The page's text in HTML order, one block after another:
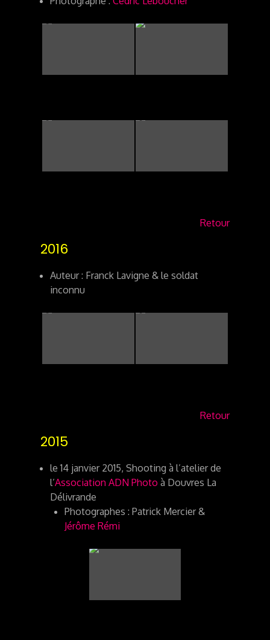
Retour
2016
Auteur : Franck Lavigne & le soldat
inconnu
Retour
2015
le 14 janvier 2015, Shooting à l’atelier de
l’Association ADN Photo à Douvres La
Délivrande
Photographes : Patrick Mercier &
Jérôme Rémi